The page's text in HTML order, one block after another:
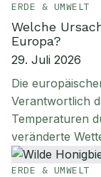
ERDE & UMWELT
Welche
Europa?
29. Juli 2026
Die
Verantwortlich
Temperaturen
veränderte
ERDE & UMWELT